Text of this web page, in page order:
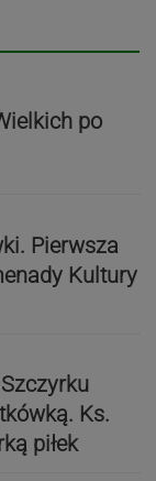
po
Pierwsza
Kultury
Ks.
piłek